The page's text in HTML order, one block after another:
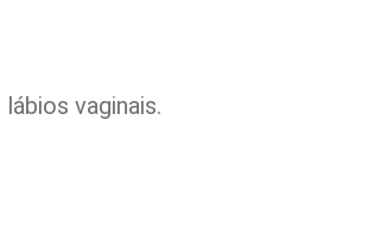
vaginais.